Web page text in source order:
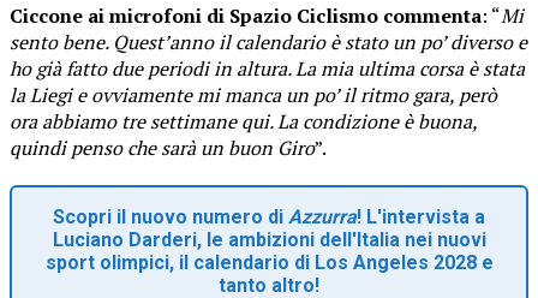
Ciccone ai microfoni di Spazio Ciclismo commenta: “Mi
sento bene. Quest’anno il calendario è stato un po’ diverso e
ho già fatto due periodi in altura. La mia ultima corsa è stata
la Liegi e ovviamente mi manca un po’ il ritmo gara, però
ora abbiamo tre settimane qui. La condizione è buona,
quindi penso che sarà un buon Giro”.
Scopri il nuovo numero di Azzurra! L'intervista a
Luciano Darderi, le ambizioni dell'Italia nei nuovi
sport olimpici, il calendario di Los Angeles 2028 e
tanto altro!